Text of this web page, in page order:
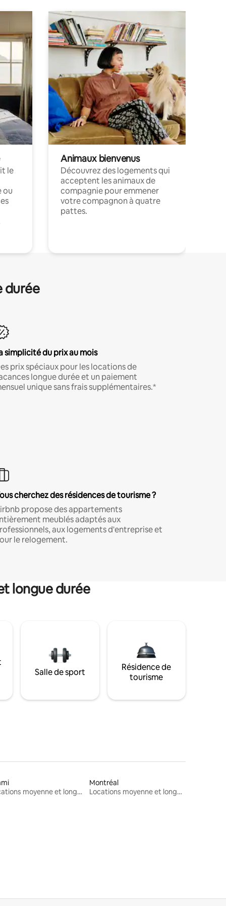
le
ou
Animaux bienvenus
Découvrez des logements qui
acceptent les animaux de
compagnie pour emmener
votre compagnon à quatre
pattes.
durée
simplicité du prix au mois
prix spéciaux pour les locations de
longue durée et un paiement
unique sans frais supplémentaires.*
cherchez des résidences de tourisme ?
propose des appartements
meublés adaptés aux
aux logements d'entreprise et
le relogement.
longue durée
Salle de sport
Résidence de
tourisme
Locations moyenne et longue durée
Montréal
Locations moyenne et longue durée